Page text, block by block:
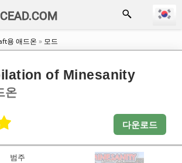
용 애드온 » 모드
of Minesanity
온
다운로드
범주